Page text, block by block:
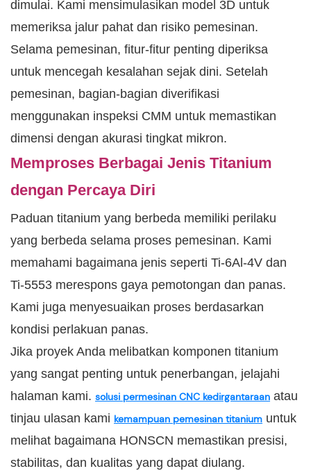
dimulai. Kami mensimulasikan model 3D untuk
memeriksa jalur pahat dan risiko pemesinan.
Selama pemesinan, fitur-fitur penting diperiksa
untuk mencegah kesalahan sejak dini. Setelah
pemesinan, bagian-bagian diverifikasi
menggunakan inspeksi CMM untuk memastikan
dimensi dengan akurasi tingkat mikron.
Memproses Berbagai Jenis Titanium
dengan Percaya Diri
Paduan titanium yang berbeda memiliki perilaku
yang berbeda selama proses pemesinan. Kami
memahami bagaimana jenis seperti Ti-6Al-4V dan
Ti-5553 merespons gaya pemotongan dan panas.
Kami juga menyesuaikan proses berdasarkan
kondisi perlakuan panas.
Jika proyek Anda melibatkan komponen titanium
yang sangat penting untuk penerbangan, jelajahi
halaman kami. solusi permesinan CNC kedirgantaraan atau
tinjau ulasan kami kemampuan pemesinan titanium untuk
melihat bagaimana HONSCN memastikan presisi,
stabilitas, dan kualitas yang dapat diulang.